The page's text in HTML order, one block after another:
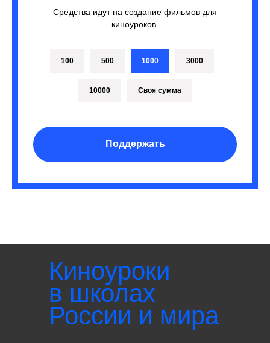
Средства идут на создание фильмов для
киноуроков.
100 500 1000 3000
10000 Своя сумма
Поддержать
Киноуроки
в школах
России и мира